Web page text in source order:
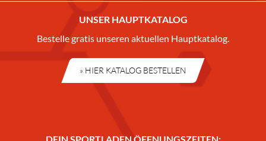
UNSER HAUPTKATALOG
Bestelle gratis unseren aktuellen Hauptkatalog.
» HIER KATALOG BESTELLEN